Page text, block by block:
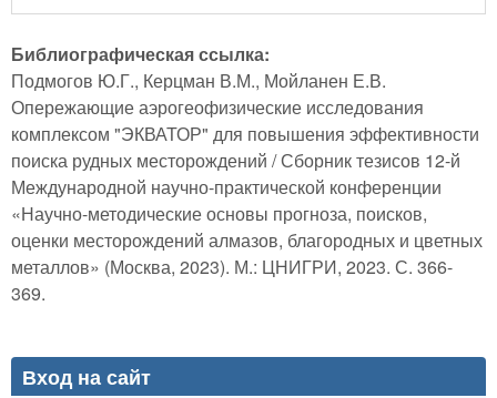
Библиографическая ссылка:
Подмогов Ю.Г., Керцман В.М., Мойланен Е.В.
Опережающие аэрогеофизические исследования
комплексом "ЭКВАТОР" для повышения эффективности
поиска рудных месторождений / Сборник тезисов 12-й
Международной научно-практической конференции
«Научно-методические основы прогноза, поисков,
оценки месторождений алмазов, благородных и цветных
металлов» (Москва, 2023). М.: ЦНИГРИ, 2023. С. 366-
369.
Вход на сайт